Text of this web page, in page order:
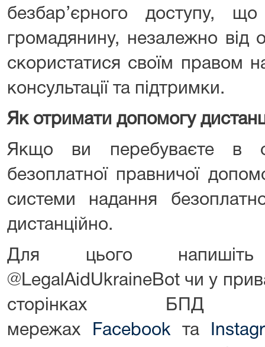
безбар’єрного доступу,
громадянину, незалежно від
скористатися своїм правом
консультації та підтримки.
Як отримати допомогу
Якщо ви перебуваєте в
безоплатної правничої
системи надання
дистанційно.
Для цього
@LegalAidUkraineBot чи у
сторінках БПД
мережах
Facebook та